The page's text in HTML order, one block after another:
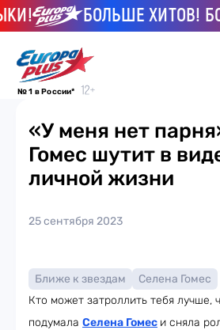
БОЛЬШЕ ХИТОВ!
№ 1 в России*
«У меня нет
Гомес шутит в
личной жизни
25 сентября 2023
Ближе к звездам
Селена Гомес
Кто может затроллить тебя лучше,
подумала Селена Гомес и сняла